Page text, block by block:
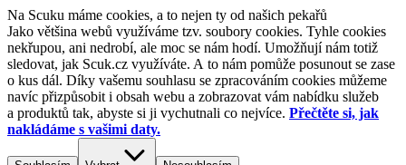
Na Scuku máme cookies, a to nejen ty od našich pekařů
Jako většina webů využíváme tzv. soubory cookies. Tyhle cookies
nekřupou, ani nedrobí, ale moc se nám hodí. Umožňují nám totiž
sledovat, jak Scuk.cz využíváte. A to nám pomůže posunout se zase
o kus dál. Díky vašemu souhlasu se zpracováním cookies můžeme
navíc přizpůsobit i obsah webu a zobrazovat vám nabídku služeb
a produktů tak, abyste si ji vychutnali co nejvíce. Přečtěte si, jak
nakládáme s vašimi daty.